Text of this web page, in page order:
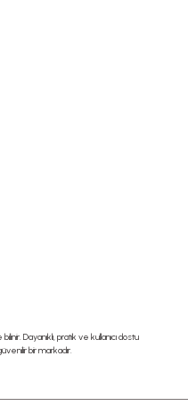
Dayanıklı, pratik ve kullanıcı dostu
bir markadır.